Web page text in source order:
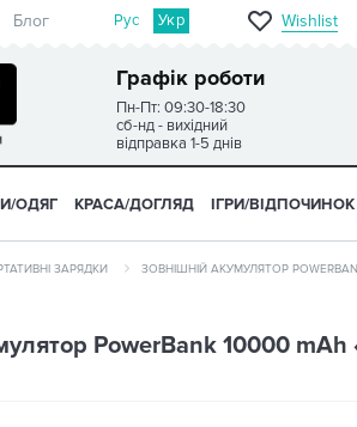
Блог Рус Укр Wishlist
Графік роботи
Пн-Пт: 09:30-18:30
сб-нд - вихідний
відправка 1-5 днів
ОДЯГ КРАСА/ДОГЛЯД ІГРИ/ВІДПОЧИНОК
ЗАРЯДКИ ЗОВНІШНІЙ АКУМУЛЯТОР
PowerBank 10000 mAh